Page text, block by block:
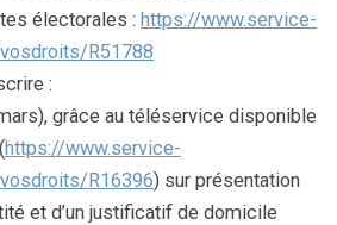
électorales : https://www.service-
R51788
:
grâce au téléservice disponible
https://www.service-
R16396) sur présentation
et d’un justificatif de domicile